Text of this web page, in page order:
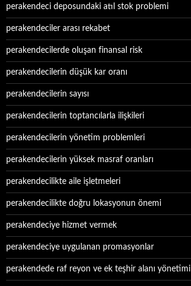
perakendeci deposundaki atıl stok problemi
perakendeciler arası rekabet
perakendecilerde oluşan finansal risk
perakendecilerin düşük kar oranı
perakendecilerin sayısı
perakendecilerin toptancılarla ilişkileri
perakendecilerin yönetim problemleri
perakendecilerin yüksek masraf oranları
perakendecilikte aile işletmeleri
perakendecilikte doğru lokasyonun önemi
perakendeciye hizmet vermek
perakendeciye uygulanan promasyonlar
perakendede raf reyon ve ek teşhir alanı yönetimi